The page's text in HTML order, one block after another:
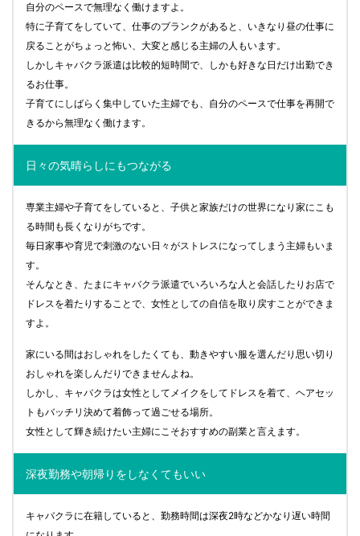
自分のペースで無理なく働けますよ。
特に子育てをしていて、仕事のブランクがあると、いきなり昼の仕事に
戻ることがちょっと怖い、大変と感じる主婦の人もいます。
しかしキャバクラ派遣は比較的短時間で、しかも好きな日だけ出勤でき
るお仕事。
子育てにしばらく集中していた主婦でも、自分のペースで仕事を再開で
きるから無理なく働けます。
日々の気晴らしにもつながる
専業主婦や子育てをしていると、子供と家族だけの世界になり家にこも
る時間も長くなりがちです。
毎日家事や育児で刺激のない日々がストレスになってしまう主婦もいま
す。
そんなとき、たまにキャバクラ派遣でいろいろな人と会話したりお店で
ドレスを着たりすることで、女性としての自信を取り戻すことができま
すよ。
家にいる間はおしゃれをしたくても、動きやすい服を選んだり思い切り
おしゃれを楽しんだりできませんよね。
しかし、キャバクラは女性としてメイクをしてドレスを着て、ヘアセッ
トもバッチリ決めて着飾って過ごせる場所。
女性として輝き続けたい主婦にこそおすすめの副業と言えます。
深夜勤務や朝帰りをしなくてもいい
キャバクラに在籍していると、勤務時間は深夜2時などかなり遅い時間